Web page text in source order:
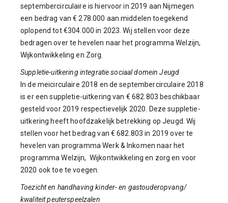
septembercirculaire is hiervoor in 2019 aan Nijmegen
een bedrag van € 278.000 aan middelen toegekend
oplopend tot €304.000 in 2023. Wij stellen voor deze
bedragen over te hevelen naar het programma Welzijn,
Wijkontwikkeling en Zorg.
Suppletie-uitkering integratie sociaal domein Jeugd
In de meicirculaire 2018 en de septembercirculaire 2018
is er een suppletie-uitkering van € 682.803 beschikbaar
gesteld voor 2019 respectievelijk 2020. Deze suppletie-
uitkering heeft hoofdzakelijk betrekking op Jeugd. Wij
stellen voor het bedrag van € 682.803 in 2019 over te
hevelen van programma Werk & Inkomen naar het
programma Welzijn, Wijkontwikkeling en zorg en voor
2020 ook toe te voegen.
Toezicht en handhaving kinder- en gastouderopvang/
kwaliteit peuterspeelzalen